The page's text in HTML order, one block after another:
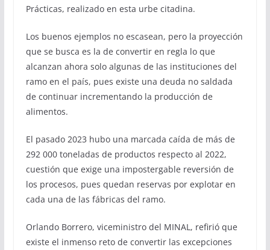
Prácticas, realizado en esta urbe citadina.
Los buenos ejemplos no escasean, pero la proyección
que se busca es la de convertir en regla lo que
alcanzan ahora solo algunas de las instituciones del
ramo en el país, pues existe una deuda no saldada
de continuar incrementando la producción de
alimentos.
El pasado 2023 hubo una marcada caída de más de
292 000 toneladas de productos respecto al 2022,
cuestión que exige una impostergable reversión de
los procesos, pues quedan reservas por explotar en
cada una de las fábricas del ramo.
Orlando Borrero, viceministro del MINAL, refirió que
existe el inmenso reto de convertir las excepciones